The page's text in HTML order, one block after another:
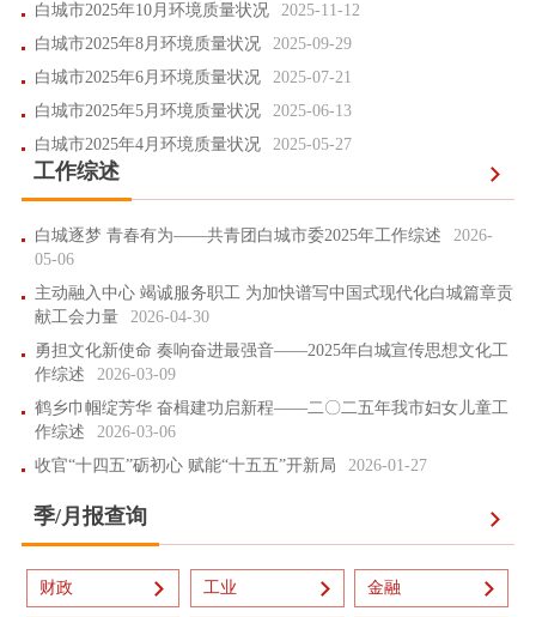
白城市2025年10月环境质量状况
2025-11-12
白城市2025年8月环境质量状况
2025-09-29
白城市2025年6月环境质量状况
2025-07-21
白城市2025年5月环境质量状况
2025-06-13
白城市2025年4月环境质量状况
2025-05-27
工作综述
白城逐梦 青春有为——共青团白城市委2025年工作综述
2026-
05-06
主动融入中心 竭诚服务职工 为加快谱写中国式现代化白城篇章贡
献工会力量
2026-04-30
勇担文化新使命 奏响奋进最强音——2025年白城宣传思想文化工
作综述
2026-03-09
鹤乡巾帼绽芳华 奋楫建功启新程——二〇二五年我市妇女儿童工
作综述
2026-03-06
收官“十四五”砺初心 赋能“十五五”开新局
2026-01-27
季/月报查询
财政 工业 金融